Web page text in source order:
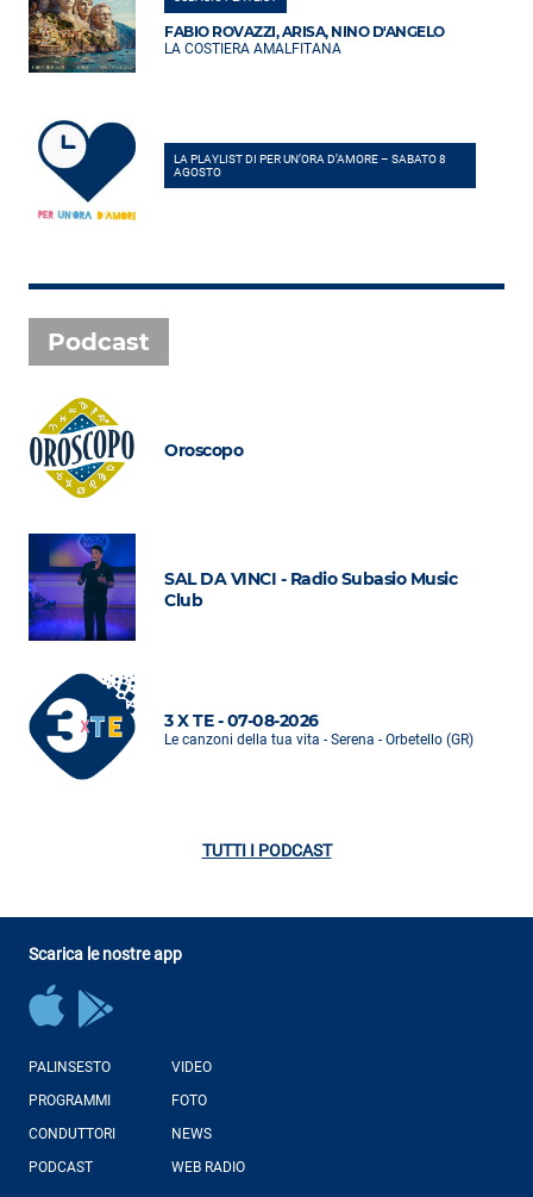
FABIO ROVAZZI, ARISA, NINO D'ANGELO
LA COSTIERA AMALFITANA
LA PLAYLIST DI PER UN’ORA D’AMORE – SABATO 8
AGOSTO
Podcast
Oroscopo
SAL DA VINCI - Radio Subasio Music
Club
3 X TE - 07-08-2026
Le canzoni della tua vita - Serena - Orbetello (GR)
TUTTI I PODCAST
Scarica le nostre app
PALINSESTO
PROGRAMMI
CONDUTTORI
PODCAST
VIDEO
FOTO
NEWS
WEB RADIO